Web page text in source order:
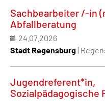
Sachbearbeiter /-in
Abfallberatung
24.07.2026
Stadt Regensburg|
Jugendreferent*in,
Sozialpädagogische